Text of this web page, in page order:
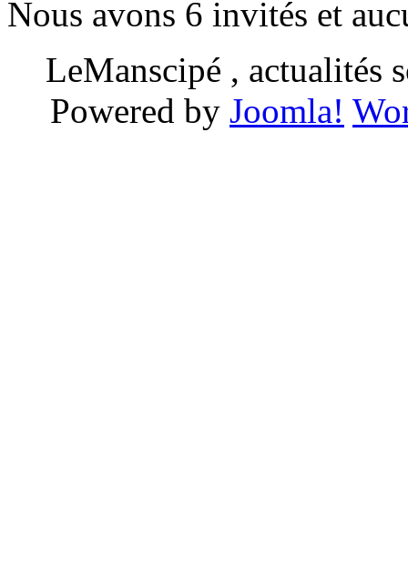
Nous avons 6 invités et
LeManscipé , actualités
Powered by Joomla!